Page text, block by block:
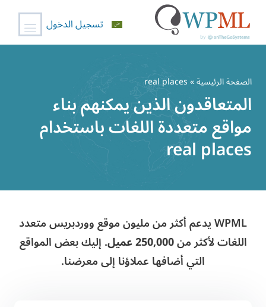
المحتوى
تسجيل الدخول
الصفحة الرئيسية» real places
المتعاقدون الذين يمكنهم بناء
مواقع متعددة اللغات باستخدام
real places
WPML يدعم أكثر من مليون موقع ووردبريس متعدد
اللغات لأكثر من250,000 عميل
. إليك بعض المواقع
التي أضافها عملاؤنا إلى معرضنا.